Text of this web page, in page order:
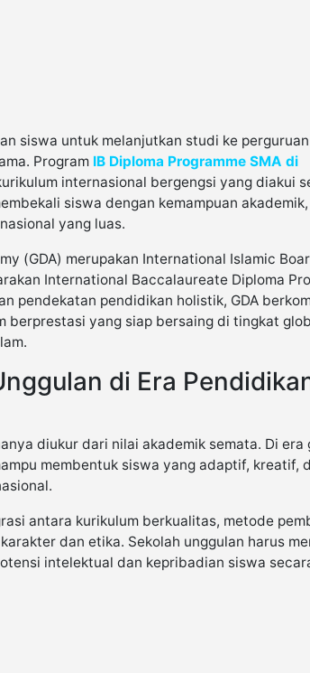
siswa untuk melanjutkan studi ke
Program IB Diploma Programme SMA di
internasional bergengsi yang diakui
siswa dengan kemampuan
yang luas.
(GDA) merupakan International Islamic
International Baccalaureate Diploma
pendekatan pendidikan holistik, GDA
berprestasi yang siap bersaing di tingkat
di Era
diukur dari nilai akademik semata. Di era
membentuk siswa yang adaptif, kreatif,
antara kurikulum berkualitas, metode
dan etika. Sekolah unggulan harus
intelektual dan kepribadian siswa